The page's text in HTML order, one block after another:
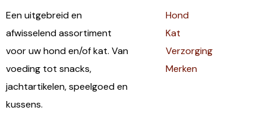
Een uitgebreid en
afwisselend assortiment
voor uw hond en/of kat. Van
voeding tot snacks,
jachtartikelen, speelgoed en
kussens.
Hond
Kat
Verzorging
Merken